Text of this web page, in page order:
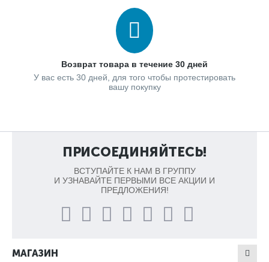
Возврат товара в течение 30 дней
У вас есть 30 дней, для того чтобы протестировать
вашу покупку
ПРИСОЕДИНЯЙТЕСЬ!
ВСТУПАЙТЕ К НАМ В ГРУППУ
И УЗНАВАЙТЕ ПЕРВЫМИ ВСЕ АКЦИИ И
ПРЕДЛОЖЕНИЯ!
МАГАЗИН